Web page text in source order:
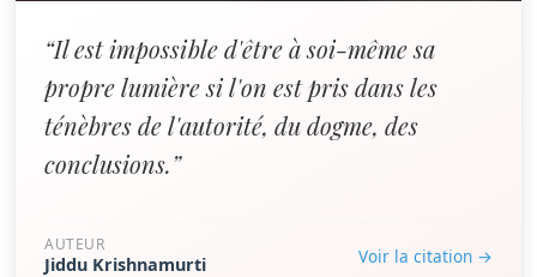
“Il est impossible d'être à soi-même sa
propre lumière si l'on est pris dans les
ténèbres de l'autorité, du dogme, des
conclusions.”
AUTEUR
Jiddu Krishnamurti Voir la citation →